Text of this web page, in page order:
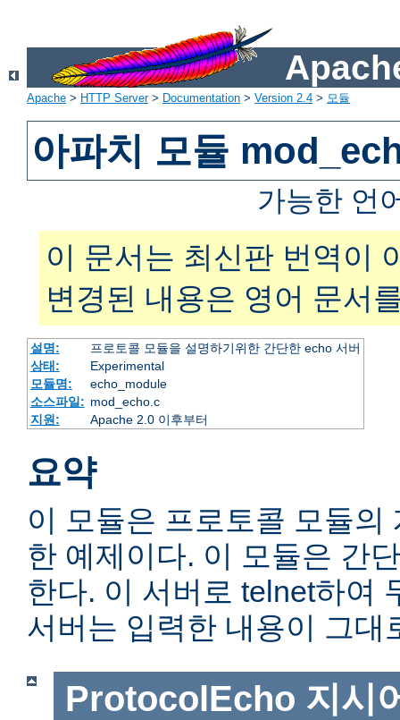
Apache > HTTP Server> Documentation > Version 2.4 > 모듈
아파치 모듈
가능한 언
이 문서는 최신판 번역이
변경된 내용은 영어 문서
설명:
프로토콜 모듈을 설명하기위한 간단한 echo 서버
상태:
Experimental
모듈명:
echo_module
소스파일: mod_echo.c
지원:
Apache 2.0 이후부터
요약
이 모듈은 프로토콜 모듈의
한 예제이다. 이 모듈은 간
한다. 이 서버로 telnet하여
서버는 입력한 내용이 그대
ProtocolEcho 지시